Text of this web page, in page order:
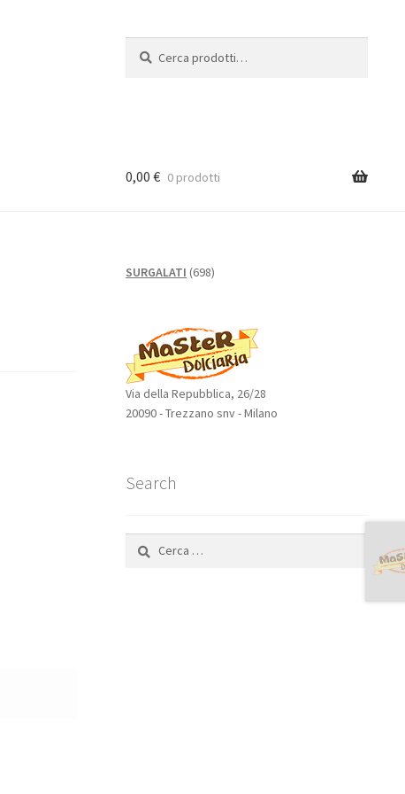
0,00€ 0 prodotti
SURGALATI 698698
Via della Repubblica, 26/28
20090 - Trezzano snv - Milano
Search
per: